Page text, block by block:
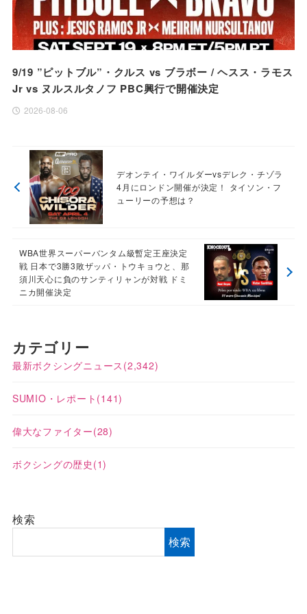
9/19 ”ピットブル”・クルス vs ブラボー / ヘスス・ラモス
Jr vs ヌルスルタノフ PBC興行で開催決定
2026-08-06
デオンテイ・ワイルダーvsデレク・チゾラ
4月にロンドン開催が決定！ タイソン・フ
ューリーの予想は？
WBA世界スーパーバンタム級暫定王座決定
戦 日本で3勝3敗ザッパ・トウキョウと、那
須川天心に負のサンティリャンが対戦 ドミ
ニカ開催決定
カテゴリー
最新ボクシングニュース (2,342)
SUMIO・レポート (141)
偉大なファイター(28)
ボクシングの歴史 (1)
検索
検索